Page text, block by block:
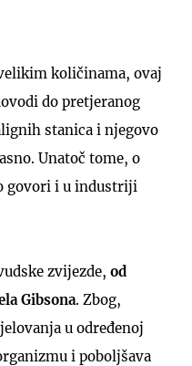
količinama, ovaj
do pretjeranog
stanica i njegovo
Unatoč tome, o
govori i u industriji
zvijezde, od
Gibsona. Zbog,
u određenoj
i poboljšava